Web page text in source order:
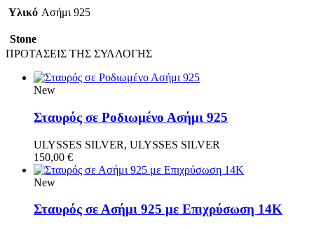
Υλικό Ασήμι 925
Stone
ΠΡΟΤΑΣΕΙΣ ΤΗΣ ΣΥΛΛΟΓΗΣ
New
Σταυρός σε Ροδιωμένο Ασήμι 925
ULYSSES SILVER, ULYSSES SILVER
150,00 €
New
Σταυρός σε Ασήμι 925 με Επιχρύσωση 14Κ